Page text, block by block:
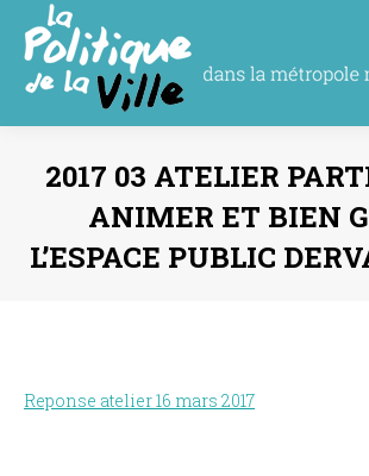
2017 03 ATELIER
ANIMER ET BIEN
L’ESPACE PUBLIC
Reponse atelier 16 mars 2017